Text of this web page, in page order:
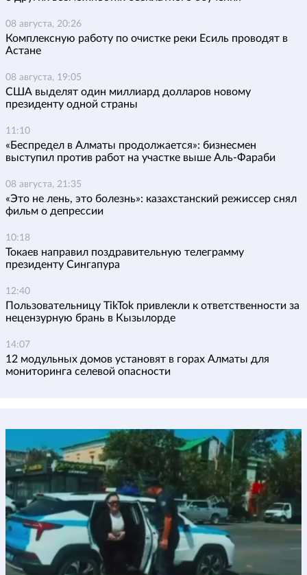
08 августа, 20:26
Комплексную работу по очистке реки Есиль проводят в
Астане
08 августа, 19:05
США выделят один миллиард долларов новому
президенту одной страны
11:10
«Беспредел в Алматы продолжается»: бизнесмен
выступил против работ на участке выше Аль-Фараби
08 августа, 21:35
«Это не лень, это болезнь»: казахстанский режиссер снял
фильм о депрессии
10:18
Токаев направил поздравительную телеграмму
президенту Сингапура
12:40
Пользовательницу TikTok привлекли к ответственности за
нецензурную брань в Кызылорде
14:07
12 модульных домов установят в горах Алматы для
мониторинга селевой опасности